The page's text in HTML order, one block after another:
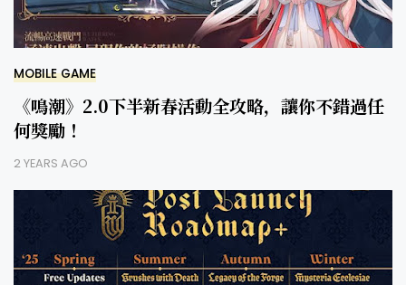
MOBILE GAME
《鳴潮》2.0下半新春活動全攻略，讓你不錯過任
何獎勵！
2 YEARS AGO